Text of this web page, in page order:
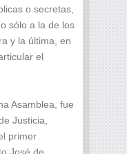
o secretas,
sólo a la de los
y la última, en
el
Asamblea, fue
Justicia,
primer
José de